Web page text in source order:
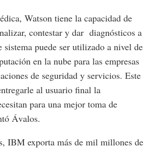
Watson tiene la capacidad de
contestar y dar diagnósticos a
sistema puede ser utilizado a nivel de
en la nube para las empresas
de seguridad y servicios. Este
al usuario final la
para una mejor toma de
Ávalos.
IBM exporta más de mil millones de